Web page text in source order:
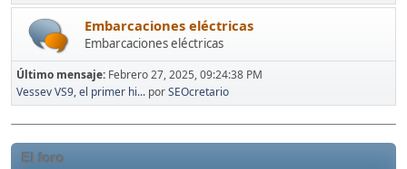
Embarcaciones eléctricas
Embarcaciones eléctricas
Último mensaje: Febrero 27, 2025, 09:24:38 PM
Vessev VS9, el primer hi... porSEOcretario
El foro